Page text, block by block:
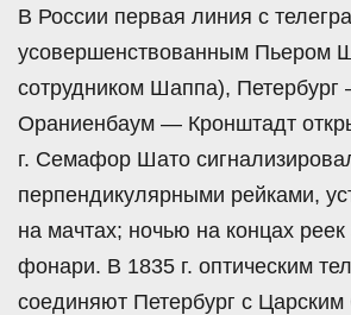
В России первая линия с
усовершенствованным Пьером
сотрудником Шаппа),
Ораниенбаум — Кронштадт
г. Семафор Шато
перпендикулярными рейками,
на мачтах; ночью на концах реек
фонари. В 1835 г. оптическим
соединяют Петербург с